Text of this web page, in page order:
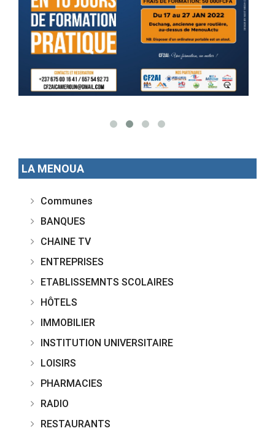
LA MENOUA
Communes
BANQUES
CHAINE TV
ENTREPRISES
ETABLISSEMNTS SCOLAIRES
HÔTELS
IMMOBILIER
INSTITUTION UNIVERSITAIRE
LOISIRS
PHARMACIES
RADIO
RESTAURANTS